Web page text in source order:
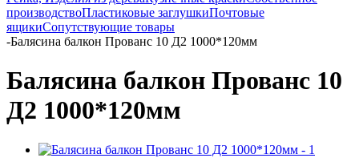
производствоПластиковые заглушкиПочтовые
ящикиСопутствующие товары
-Балясина балкон Прованс 10 Д2 1000*120мм
Балясина балкон Прованс 10
Д2 1000*120мм